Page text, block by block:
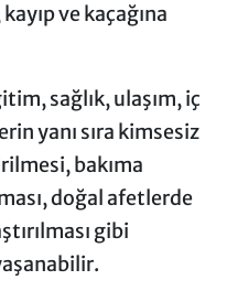
ve kaçağına
sağlık, ulaşım, iç
yanı sıra kimsesiz
bakıma
doğal afetlerde
gibi